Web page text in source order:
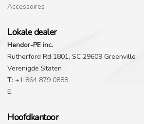
Accessoires
Lokale dealer
Hendor-PE inc.
Rutherford Rd 1801, SC 29609 Greenville
Verenigde Staten
T: +1 864 879 0888
E:
Hoofdkantoor